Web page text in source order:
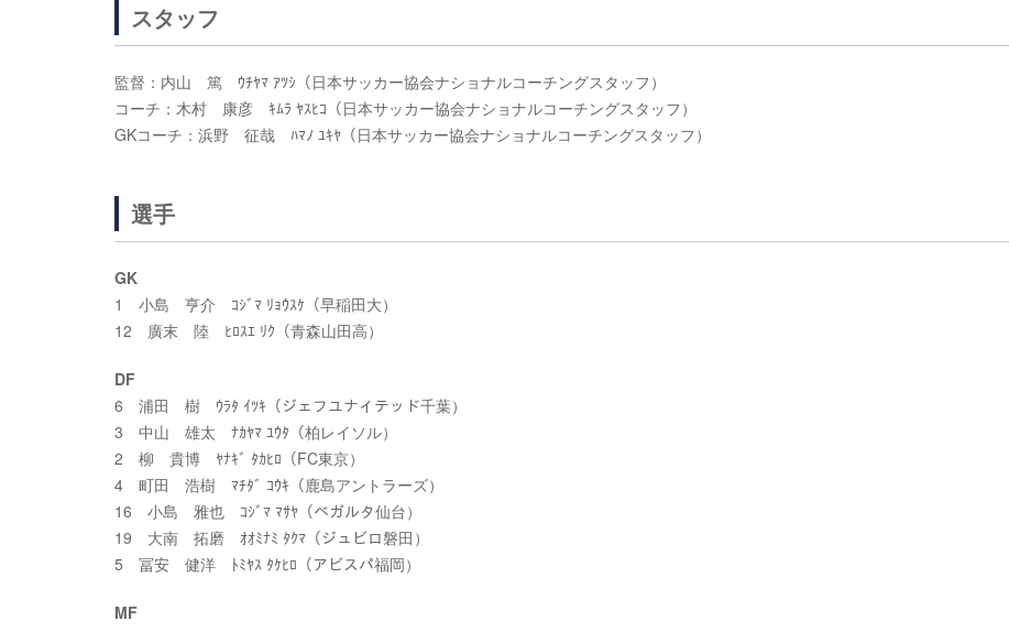
スタッフ
監督：内山 篤 ｳﾁﾔﾏ ｱﾂｼ（日本サッカー協会ナショナルコーチングスタッフ）
コーチ：木村 康彦 ｷﾑﾗ ﾔｽﾋｺ（日本サッカー協会ナショナルコーチングスタッフ）
GKコーチ：浜野 征哉 ﾊﾏﾉ ﾕｷﾔ（日本サッカー協会ナショナルコーチングスタッフ）
選手
GK
1 小島 亨介 ｺｼﾞﾏ ﾘｮｳｽｹ（早稲田大）
12 廣末 陸 ﾋﾛｽｴ ﾘｸ（青森山田高）
DF
6 浦田 樹 ｳﾗﾀ ｲﾂｷ（ジェフユナイテッド千葉）
3 中山 雄太 ﾅｶﾔﾏ ﾕｳﾀ（柏レイソル）
2 柳 貴博 ﾔﾅｷﾞ ﾀｶﾋﾛ（FC東京）
4 町田 浩樹 ﾏﾁﾀﾞ ｺｳｷ（鹿島アントラーズ）
16 小島 雅也 ｺｼﾞﾏ ﾏｻﾔ（ベガルタ仙台）
19 大南 拓磨 ｵｵﾐﾅﾐ ﾀｸﾏ（ジュビロ磐田）
5 冨安 健洋 ﾄﾐﾔｽ ﾀｹﾋﾛ（アビスパ福岡）
MF